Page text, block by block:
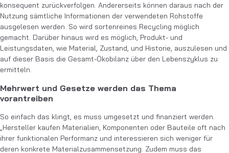
konsequent zurückverfolgen. Andererseits können daraus nach der
Nutzung sämtliche Informationen der verwendeten Rohstoffe
ausgelesen werden. So wird sortenreines Recycling möglich
gemacht. Darüber hinaus wird es möglich, Produkt- und
Leistungsdaten, wie Material, Zustand, und Historie, auszulesen und
auf dieser Basis die Gesamt-Ökobilanz über den Lebenszyklus zu
ermitteln.
Mehrwert und Gesetze werden das Thema
vorantreiben
So einfach das klingt, es muss umgesetzt und finanziert werden.
„Hersteller kaufen Materialien, Komponenten oder Bauteile oft nach
ihrer funktionalen Performanz und interessieren sich weniger für
deren konkrete Materialzusammensetzung. Zudem muss das